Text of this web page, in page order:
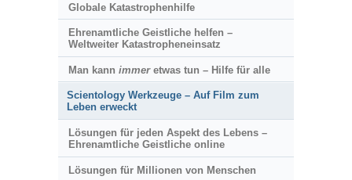
Globale Katastrophenhilfe
Ehrenamtliche Geistliche helfen –
Weltweiter Katastropheneinsatz
Man kann immeretwas tun – Hilfe für alle
Scientology Werkzeuge – Auf Film zum
Leben erweckt
Lösungen für jeden Aspekt des Lebens –
Ehrenamtliche Geistliche online
Lösungen für Millionen von Menschen